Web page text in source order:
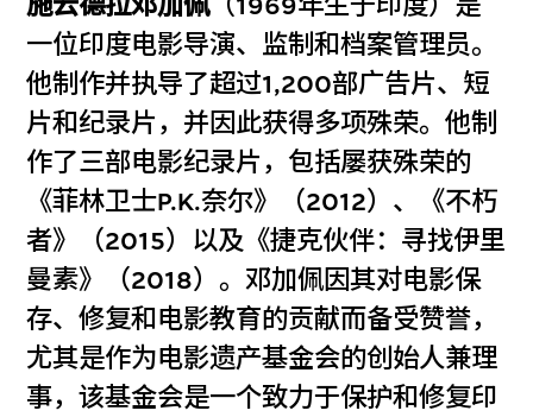
一位印度电影导演、监制和档案管理员。
他制作并执导了超过1,200部广告片、短
片和纪录片，并因此获得多项殊荣。他制
作了三部电影纪录片，包括屡获殊荣的
《菲林卫士P.K.奈尔》（2012）、《不朽
者》（2015）以及《捷克伙伴：寻找伊里
曼素》（2018）。邓加佩因其对电影保
存、修复和电影教育的贡献而备受赞誉，
尤其是作为电影遗产基金会的创始人兼理
事，该基金会是一个致力于保护和修复印